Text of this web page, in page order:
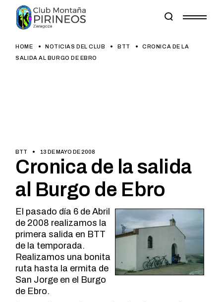
content
HOME NOTICIAS DEL CLUB BTT
CRONICA DE LA
SALIDA AL BURGO DE EBRO
BTT 13 DE MAYO DE 2008
Cronica de la salida
al Burgo de Ebro
El pasado día 6 de Abril
de 2008 realizamos la
primera salida en BTT
de la temporada.
Realizamos una bonita
ruta hasta la ermita de
San Jorge en el Burgo
de Ebro.